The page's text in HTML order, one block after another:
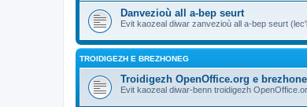
Danvezioù all a-bep seurt
Evit kaozeal diwar zanvezioù all a-bep seurt
TROIDIGEZH E BREZHONEG
Troidigezh OpenOffice.org e
Evit kaozeal diwar-benn troidigezh